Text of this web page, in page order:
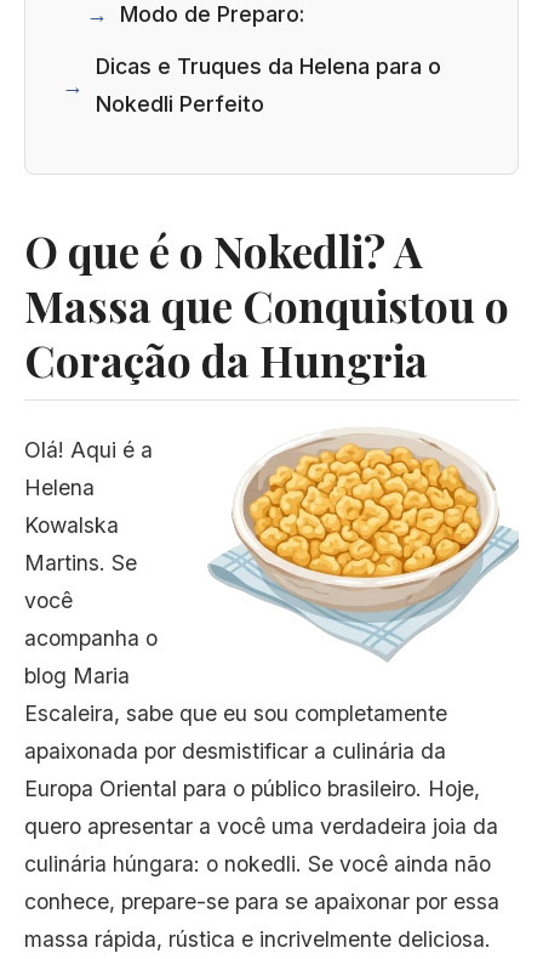
Modo de Preparo:
Dicas e Truques da Helena para o
Nokedli Perfeito
O que é o Nokedli? A
Massa que Conquistou o
Coração da Hungria
Olá! Aqui é a
Helena
Kowalska
Martins. Se
você
acompanha o
blog Maria
Escaleira, sabe que eu sou completamente
apaixonada por desmistificar a culinária da
Europa Oriental para o público brasileiro. Hoje,
quero apresentar a você uma verdadeira joia da
culinária húngara: o nokedli. Se você ainda não
conhece, prepare-se para se apaixonar por essa
massa rápida, rústica e incrivelmente deliciosa.